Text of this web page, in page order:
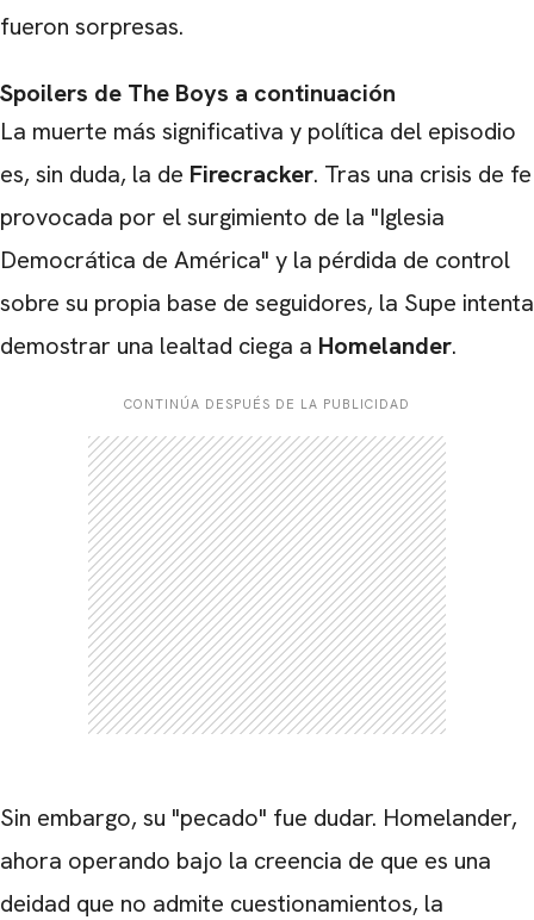
fueron sorpresas.
Spoilers de The Boys a continuación
La muerte más significativa y política del episodio
es, sin duda, la de Firecracker. Tras una crisis de fe
provocada por el surgimiento de la "Iglesia
Democrática de América" y la pérdida de control
sobre su propia base de seguidores, la Supe intenta
demostrar una lealtad ciega a Homelander.
CONTINÚA DESPUÉS DE LA PUBLICIDAD
Sin embargo, su "pecado" fue dudar. Homelander,
ahora operando bajo la creencia de que es una
deidad que no admite cuestionamientos, la